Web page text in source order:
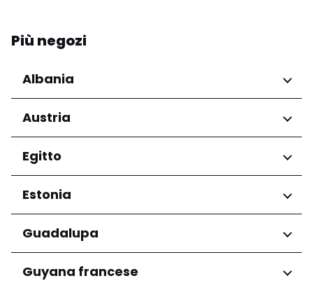
Più negozi
Albania
Regioni
Qarku i Tiranës
Austria
Regioni
Niederösterreich
Salzburg
Wien
Egitto
Regioni
Governatorato del Cairo
Estonia
Regioni
Harju maakond
Tartu maakond
Guadalupa
Regioni
Guyana francese